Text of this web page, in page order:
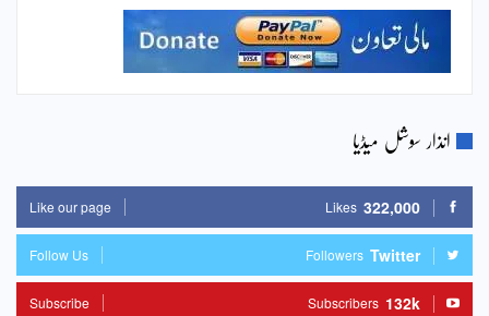
انذار سوشل میڈیا
322,000
Likes
Like our page
Twitter
Followers
Follow Us
132k
Subscribers
Subscribe